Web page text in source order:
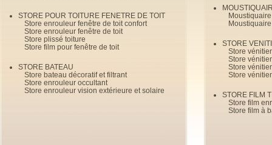
STORE POUR TOITURE FENETRE DE TOIT
Store enrouleur fenêtre de toit confort
Store enrouleur fenêtre de toit
Store plissé toiture
Store film pour fenêtre de toit
STORE BATEAU
Store bateau décoratif et filtrant
Store enrouleur occultant
Store enrouleur vision extérieure et solaire
STORE
Store
Store
Store
Store
STORE FILM
Store film
Store film à